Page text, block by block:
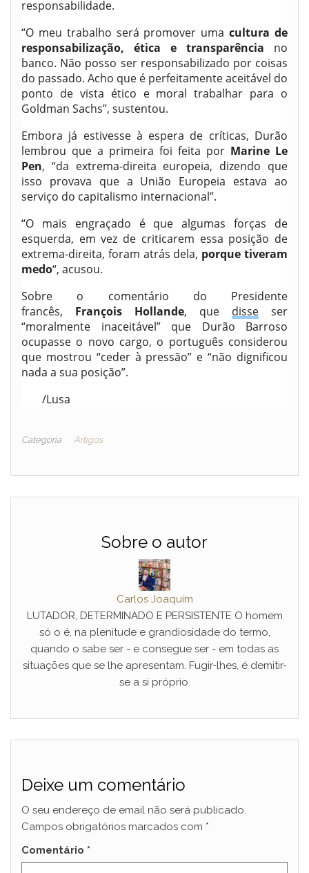
responsabilidade.
“O meu trabalho será promover umacultura de
responsabilização, ética e transparência no
banco. Não posso ser responsabilizado por coisas
do passado. Acho que é perfeitamente aceitável do
ponto de vista ético e moral trabalhar para o
Goldman Sachs”, sustentou.
Embora já estivesse à espera de críticas, Durão
lembrou que a primeira foi feita por Marine Le
Pen, “da extrema-direita europeia, dizendo que
isso provava que a União Europeia estava ao
serviço do capitalismo internacional”.
“O mais engraçado é que algumas forças de
esquerda, em vez de criticarem essa posição de
extrema-direita, foram atrás dela, porque tiveram
medo“, acusou.
Sobre o comentário do Presidente
francês, François Hollande, que disse ser
“moralmente inaceitável” que Durão Barroso
ocupasse o novo cargo, o português considerou
que mostrou “ceder à pressão” e “não dignificou
nada a sua posição”.
/Lusa
Categoria Artigos
Sobre o autor
Carlos Joaquim
LUTADOR, DETERMINADO E PERSISTENTE O homem
só o é, na plenitude e grandiosidade do termo,
quando o sabe ser - e consegue ser - em todas as
situações que se lhe apresentam. Fugir-lhes, é demitir-
se a si próprio.
Deixe um comentário
O seu endereço de email não será publicado.
Campos obrigatórios marcados com *
Comentário *